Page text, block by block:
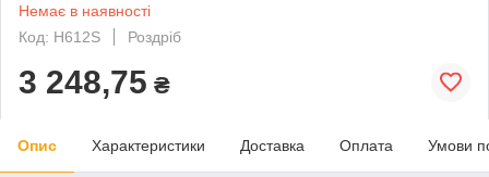
Немає в наявності
Код: Н612S
Роздріб
3 248,75 ₴
Опис Характеристики Доставка Оплата Умови